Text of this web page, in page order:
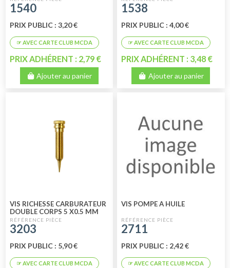
1540
PRIX PUBLIC : 3,20 €
PRIX ADHÉRENT : 2,79 €
Ajouter au panier
1538
PRIX PUBLIC : 4,00 €
PRIX ADHÉRENT : 3,48 €
Ajouter au panier
VIS RICHESSE CARBURATEUR
DOUBLE CORPS 5 X0.5 MM
3203
PRIX PUBLIC : 5,90 €
VIS POMPE A HUILE
2711
PRIX PUBLIC : 2,42 €